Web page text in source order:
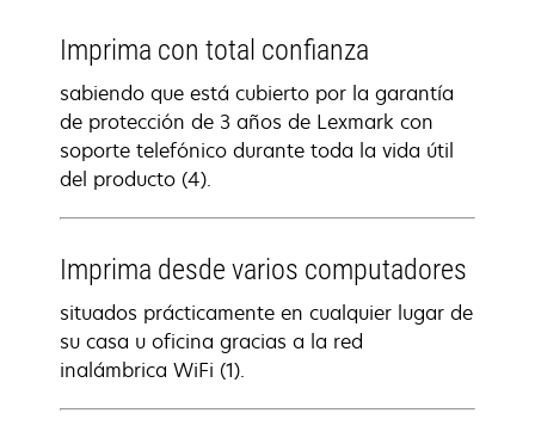
Imprima con total confianza
sabiendo que está cubierto por la garantía
de protección de 3 años de Lexmark con
soporte telefónico durante toda la vida útil
del producto (4).
Imprima desde varios computadores
situados prácticamente en cualquier lugar de
su casa u oficina gracias a la red
inalámbrica WiFi (1).